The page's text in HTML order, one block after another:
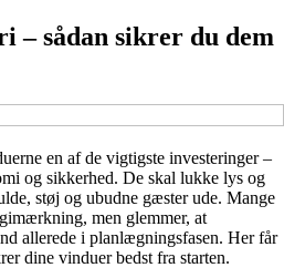
– sådan sikrer du dem
en af de vigtigste investeringer –
og sikkerhed. De skal lukke lys og
støj og ubudne gæster ude. Mange
men glemmer, at
allerede i planlægningsfasen. Her får
dine vinduer bedst fra starten.